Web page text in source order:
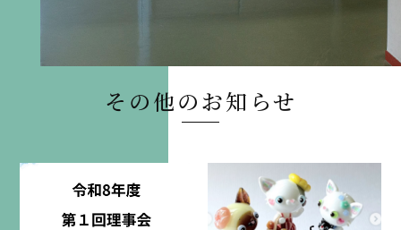
その他のお知らせ